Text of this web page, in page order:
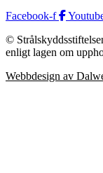
Facebook-f
©
enligt lagen om
Webbdesign av